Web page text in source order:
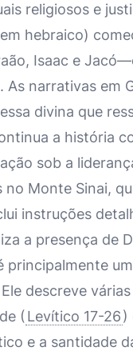
religiosos e
hebraico)
Isaac e
As narrativas em
divina que
a história
sob a
Monte Sinai,
instruções
a presença de
principalmente
descreve
( Levítico 17-26)
e a santidade